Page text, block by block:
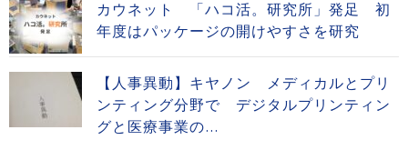
カウネット 「ハコ活。研究所」発足 初
年度はパッケージの開けやすさを研究
【人事異動】キヤノン メディカルとプリ
ンティング分野で デジタルプリンティン
グと医療事業の...